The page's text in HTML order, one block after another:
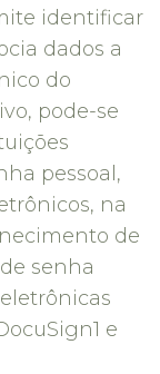
identificar
dados a
do
pode-se
pessoal,
na
de
senha
e